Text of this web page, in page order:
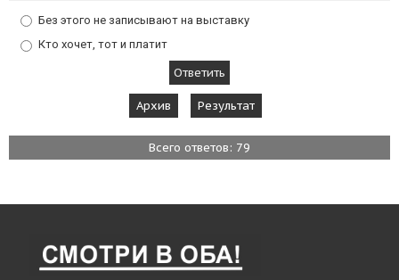
Без этого не записывают на выставку
Кто хочет, тот и платит
Архив Результат
Всего ответов: 79